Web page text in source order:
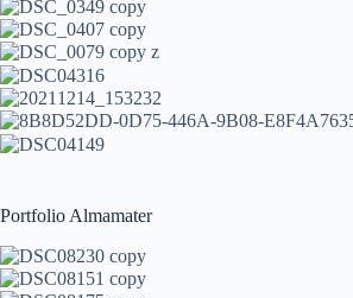
Portfolio Almamater